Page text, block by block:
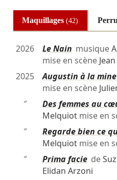
Maquillages(42)
2026 Le Nain musique
mise en scène
2025
Augustin à la mine
mise en scène
″
Des femmes au
Melquiotmise en
″
Regarde bien ce
Melquiotmise en
″
Prima faciede
Elidan Arzoni